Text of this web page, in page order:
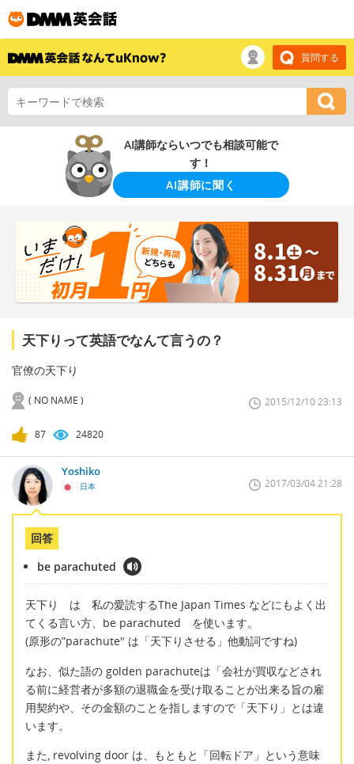
質問する
AI講師ならいつでも相談可能で
す！
AI講師に聞く
天下りって英語でなんて言うの？
官僚の天下り
( NO NAME ) 2015/12/10 23:13
87 24820
Yoshiko
日本 2017/03/04 21:28
回答
be parachuted
天下り は 私の愛読するThe Japan Times などにもよく出
てくる言い方、be parachuted を使います。
(原形の”parachute" は「天下りさせる」他動詞ですね)
なお、似た語の golden parachuteは「会社が買収などされ
る前に経営者が多額の退職金を受け取ることが出来る旨の雇
用契約や、その金額のことを指しますので「天下り」とは違
います。
また, revolving door は、もともと「回転ドア」という意味